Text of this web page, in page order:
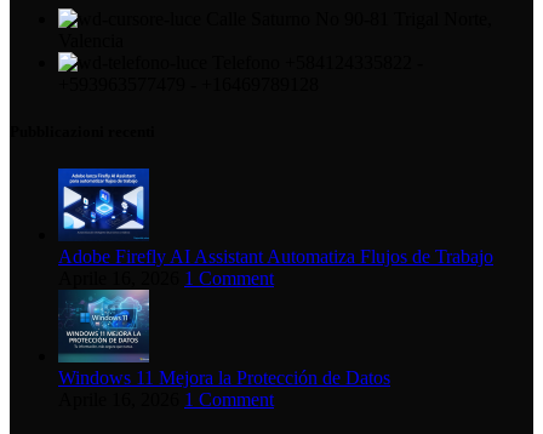
Adobe Firefly AI Assistant Automatiza Flujos de Trabajo
1 Comment
Windows 11 Mejora la Protección de Datos
1 Comment